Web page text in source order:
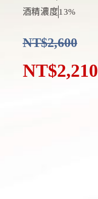
酒精濃度13%
NT$2,600
NT$2,210